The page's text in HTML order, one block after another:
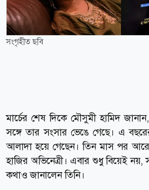
সংগৃহীত ছবি
মার্চের শেষ দিকে মৌসুমী হামিদ
সঙ্গে তার সংসার ভেঙে গেছে। এ
আলাদা হয়ে গেছেন। তিন মাস পর
হাজির অভিনেত্রী। এবার শুধু বিয়েই নয়,
কথাও জানালেন তিনি।